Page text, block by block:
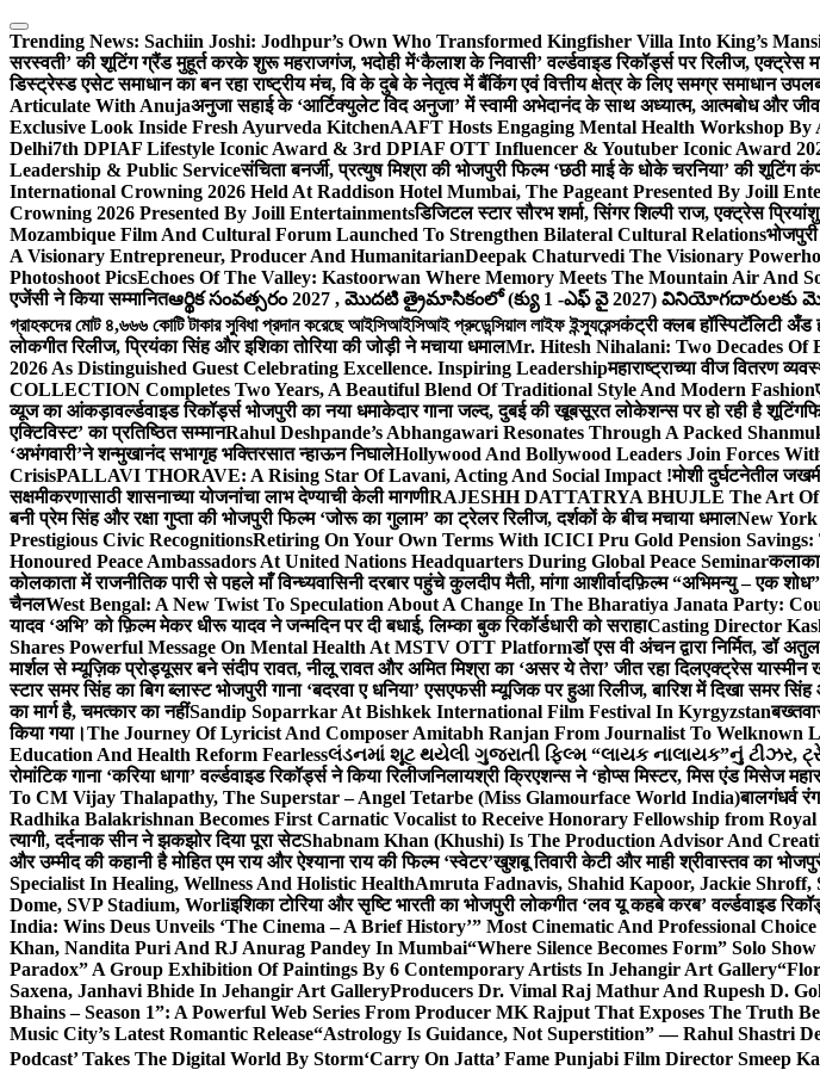
Skip
to
content
Trending News: Sachiin Joshi: Jodhpur’s Own Who Transformed Kingfisher Villa Into King’s
सरस्वती’ की शूटिंग ग्रैंड मुहूर्त करके शुरू महराजगंज, भदोही में‘कैलाश के निवासी’ वर्ल्डवाइड रिकॉर्ड्स पर रिलीज, एक्ट्रेस
डिस्ट्रेस्ड एसेट समाधान का बन रहा राष्ट्रीय मंच, वि के दुबे के नेतृत्व में बैंकिंग एवं वित्तीय क्षेत्र के लिए समग्र समाधान
Articulate With Anujaअनुजा सहाई के ‘आर्टिक्युलेट विद अनुजा’ में स्वामी अभेदानंद के साथ अध्यात्म, आत्मबोध और
Exclusive Look Inside Fresh Ayurveda KitchenAAFT Hosts Engaging Mental Health Workshop
Delhi7th DPIAF Lifestyle Iconic Award & 3rd DPIAF OTT Influencer & Youtuber Iconic Award
Leadership & Public Serviceसंचिता बनर्जी, प्रत्युष मिश्रा की भोजपुरी फिल्म ‘छठी माई के धोके चरनिया’ की शूटिंग
International Crowning 2026 Held At Raddison Hotel Mumbai, The Pageant Presented By Joill
Crowning 2026 Presented By Joill Entertainmentsडिजिटल स्टार सौरभ शर्मा, सिंगर शिल्पी राज, एक्ट्रेस
Mozambique Film And Cultural Forum Launched To Strengthen Bilateral Cultural Relations
A Visionary Entrepreneur, Producer And HumanitarianDeepak Chaturvedi The Visionary
Photoshoot PicsEchoes Of The Valley: Kastoorwan Where Memory Meets The Mountain Air And
एजेंसी ने किया सम्मानितఆర్థిక సంవత్సరం 2027 , మొదటి త్రైమాసికంలో (క్యు 1 -ఎఫ్ వై 2027) వినియోగదారులకు
গ্রাহকদের মোট ৪,৬৬৬ কোটি টাকার সুবিধা প্রদান করেছে আইসিআইসিআই প্রুডেন্সিয়াল লাইফ ইন্স্যুরেন্সकंट्री क्लब हॉस्पिटॅलिटी अँड
लोकगीत रिलीज, प्रियंका सिंह और इशिका तोरिया की जोड़ी ने मचाया धमालMr. Hitesh Nihalani: Two Decades Of
2026 As Distinguished Guest Celebrating Excellence. Inspiring Leadershipमहाराष्ट्राच्या वीज वितरण
COLLECTION Completes Two Years, A Beautiful Blend Of Traditional Style And Modern Fashion
व्यूज का आंकड़ावर्ल्डवाइड रिकॉर्ड्स भोजपुरी का नया धमाकेदार गाना जल्द, दुबई की खूबसूरत लोकेशन्स पर हो रही है शूटिंग
एक्टिविस्ट’ का प्रतिष्ठित सम्मानRahul Deshpande’s Abhangawari Resonates Through A Packed
‘अभंगवारी’ने शन्मुखानंद सभागृह भक्तिरसात न्हाऊन निघालेHollywood And Bollywood Leaders Join Forces
CrisisPALLAVI THORAVE: A Rising Star Of Lavani, Acting And Social Impact !मोशी दुर्घटनेतील
सक्षमीकरणासाठी शासनाच्या योजनांचा लाभ देण्याची केली मागणीRAJESHH DATTATRYA BHUJLE The Art Of
बनी प्रेम सिंह और रक्षा गुप्ता की भोजपुरी फिल्म ‘जोरू का गुलाम’ का ट्रेलर रिलीज, दर्शकों के बीच मचाया धमालNew
Prestigious Civic RecognitionsRetiring On Your Own Terms With ICICI Pru Gold Pension
Honoured Peace Ambassadors At United Nations Headquarters During Global Peace Seminar
कोलकाता में राजनीतिक पारी से पहले माँ विन्ध्यवासिनी दरबार पहुंचे कुलदीप मैती, मांगा आशीर्वादफ़िल्म “अभिमन्यु – एक
चैनलWest Bengal: A New Twist To Speculation About A Change In The Bharatiya Janata Party:
यादव ‘अभि’ को फ़िल्म मेकर धीरू यादव ने जन्मदिन पर दी बधाई, लिम्का बुक रिकॉर्डधारी को सराहाCasting Director
Shares Powerful Message On Mental Health At MSTV OTT Platformडॉ एस वी अंचन द्वारा निर्मित, डॉ
मार्शल से म्यूज़िक प्रोड्यूसर बने संदीप रावत, नीलू रावत और अमित मिश्रा का ‘असर ये तेरा’ जीत रहा दिलएक्ट्रेस यास्मीन
स्टार समर सिंह का बिग ब्लास्ट भोजपुरी गाना ‘बदरवा ए धनिया’ एसएफसी म्यूजिक पर हुआ रिलीज, बारिश में दिखा समर
का मार्ग है, चमत्कार का नहींSandip Soparrkar At Bishkek International Film Festival In Kyrgyzstan
किया गया।The Journey Of Lyricist And Composer Amitabh Ranjan From Journalist To Welknown
Education And Health Reform Fearlessલંડનમાં શૂટ થયેલી ગુજરાતી ફિલ્મ “લાયક નાલાયક”નું ટીઝર,
रोमांटिक गाना ‘करिया धागा’ वर्ल्डवाइड रिकॉर्ड्स ने किया रिलीजनिलायश्री क्रिएशन्स ने ‘होप्स मिस्टर, मिस एंड मिसेज
To CM Vijay Thalapathy, The Superstar – Angel Tetarbe (Miss Glamourface World India)बालगंधर्व
Radhika Balakrishnan Becomes First Carnatic Vocalist to Receive Honorary Fellowship from
त्यागी, दर्दनाक सीन ने झकझोर दिया पूरा सेटShabnam Khan (Khushi) Is The Production Advisor And
और उम्मीद की कहानी है मोहित एम राय और ऐश्याना राय की फिल्म ‘स्वेटर’खुशबू तिवारी केटी और माही श्रीवास्तव का
Specialist In Healing, Wellness And Holistic HealthAmruta Fadnavis, Shahid Kapoor, Jackie
Dome, SVP Stadium, Worliइशिका टोरिया और सृष्टि भारती का भोजपुरी लोकगीत ‘लव यू कहबे करब’ वर्ल्डवाइड
India: Wins Deus Unveils ‘The Cinema – A Brief History’” Most Cinematic And Professional
Khan, Nandita Puri And RJ Anurag Pandey In Mumbai“Where Silence Becomes Form” Solo
Paradox” A Group Exhibition Of Paintings By 6 Contemporary Artists In Jehangir Art Gallery
Saxena, Janhavi Bhide In Jehangir Art GalleryProducers Dr. Vimal Raj Mathur And Rupesh D.
Bhains – Season 1”: A Powerful Web Series From Producer MK Rajput That Exposes The Truth
Music City’s Latest Romantic Release“Astrology Is Guidance, Not Superstition” — Rahul Shastri
Podcast’ Takes The Digital World By Storm‘Carry On Jatta’ Fame Punjabi Film Director Smeep